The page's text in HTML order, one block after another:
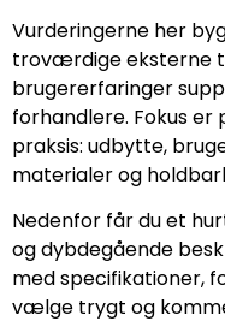
Vurderingerne her
troværdige eksterne
brugererfaringer
forhandlere. Fokus
praksis: udbytte,
materialer og
Nedenfor får du et
og dybdegående
med specifikationer,
vælge trygt og